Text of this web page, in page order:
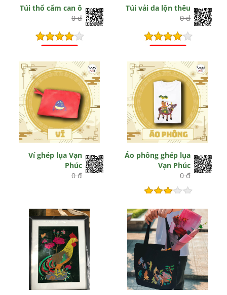
Túi thổ cẩm can ô
0 đ
Túi vải da lộn thêu
0 đ
Ví ghép lụa Vạn
Phúc
0 đ
Áo phông ghép lụa
Vạn Phúc
0 đ